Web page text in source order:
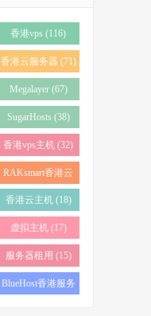
香港vps (116)
香港云服务器 (71)
Megalayer (67)
SugarHosts (38)
香港vps主机 (32)
RAKsmart香港云
服务器 (23)
香港云主机 (18)
虚拟主机 (17)
服务器租用 (15)
BlueHost香港服务